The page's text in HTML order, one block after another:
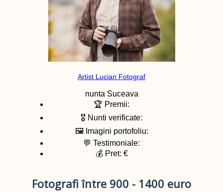
Artist Lucian Fotograf
nunta Suceava
🏆 Premii:
🎖️ Nunti verificate:
🖼️ Imagini portofoliu:
💬 Testimoniale:
💰 Pret: €
Fotografi între 900 - 1400 euro